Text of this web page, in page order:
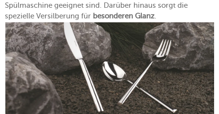
Spülmaschine geeignet sind. Darüber hinaus sorgt die
spezielle Versilberung für besonderen Glanz.